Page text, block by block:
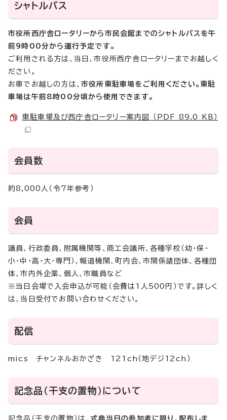
シャトルバス
市役所西庁舎ロータリーから市民会館までのシャトルバスを午
前9時00分から運行予定です。
ご利用される方は、当日、市役所西庁舎ロータリーまでお越しく
ださい。
お車でお越しの方は、 市役所東駐車場をご利用ください。東駐
車場は午前8時00分頃から使用できます。
東駐車場及び西庁舎ロータリー案内図 （PDF 89.0 KB）
会員数
約8,000人（令7年参考）
会員
議員、行政委員、附属機関等、商工会議所、各種学校（幼・保・
小・中・高・大・専門）、報道機関、町内会、市関係諸団体、各種団
体、市内外企業、個人、市職員など
※当日会場で入会申込が可能（会費は1人500円）です。詳しく
は、当日受付でお問い合わせください。
配信
mics チャンネルおかざき 121ch（地デジ12ch）
記念品（干支の置物）について